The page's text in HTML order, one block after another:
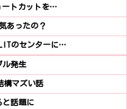
ートカットを…
あったの？
のセンターに…
ル発生
構マズい話
と話題に